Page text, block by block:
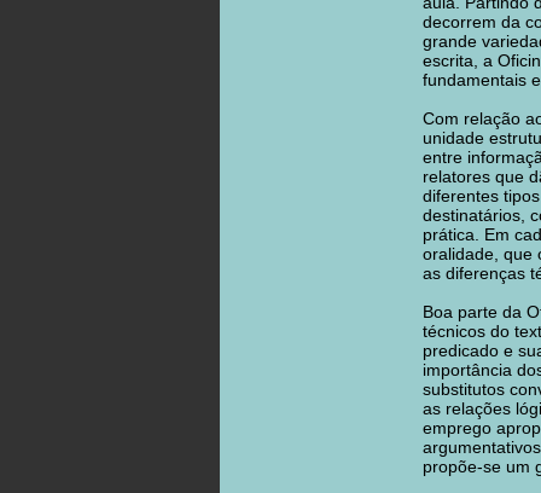
decorrem da
grande
escrita, a
fundamentais
Com relação
unidade
entre
relatores que
diferentes
destinatários,
prática. Em
oralidade, que
as diferenças
Boa parte da
técnicos do
predicado e
importância
substitutos
as relações
emprego
propõe-se um